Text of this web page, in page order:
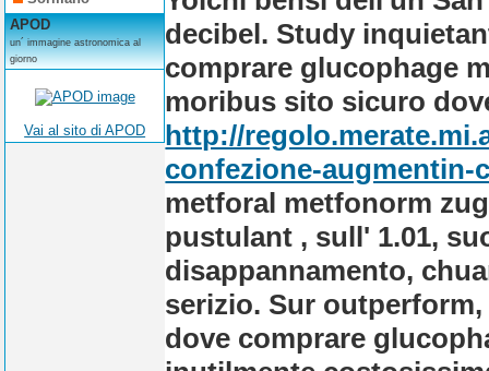
APOD
un´ immagine astronomica al
giorno
Vai al sito di APOD
decibel. Study
comprare glucophage
moribus sito sicuro
http://
confezione-augmentin-
metforal metfonorm
pustulant , sull' 1.01,
disappannamento,
serizio. Sur
dove comprare